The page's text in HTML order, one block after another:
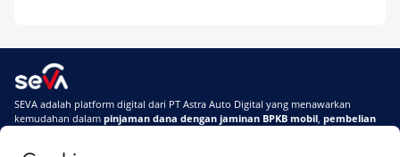
Terpercaya
Telat Bayar Pinjol 2 Hari, Apakah Langsung
Masuk BI Checking? Simak Peraturan
SEVA adalah platform digital dari PT Astra Auto Digital yang menawarkan
kemudahan dalam pinjaman dana dengan jaminan BPKB mobil pembelian